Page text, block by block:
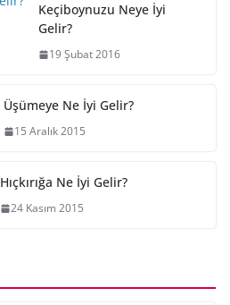
Keçiboynuzu Neye İyi
Gelir?
19 Şubat 2016
Üşümeye Ne İyi Gelir?
15 Aralık 2015
Hıçkırığa Ne İyi Gelir?
24 Kasım 2015